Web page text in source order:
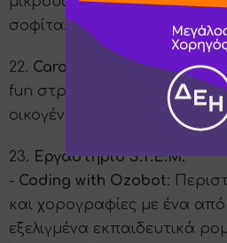
σοφίτα!Ηλικίες: 4+
22. Carousel
: Ποιος δεν
fun στριφογυριστή
οικογένεια!
Ηλικίες: 3+
23. Εργαστήριο S.T.E.M:
- Coding with Ozobot:
και χορογραφίες με ένα από
εξελιγμένα εκπαιδευτικά